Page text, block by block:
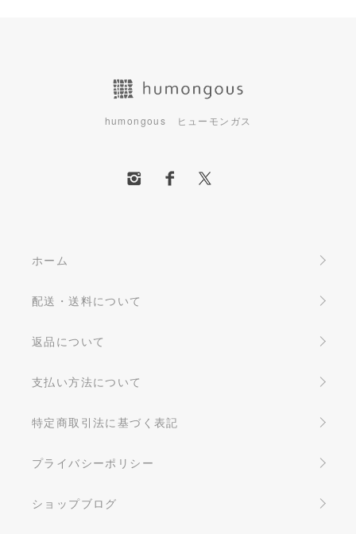
humongous ヒューモンガス
ホーム
配送・送料について
返品について
支払い方法について
特定商取引法に基づく表記
プライバシーポリシー
ショップブログ